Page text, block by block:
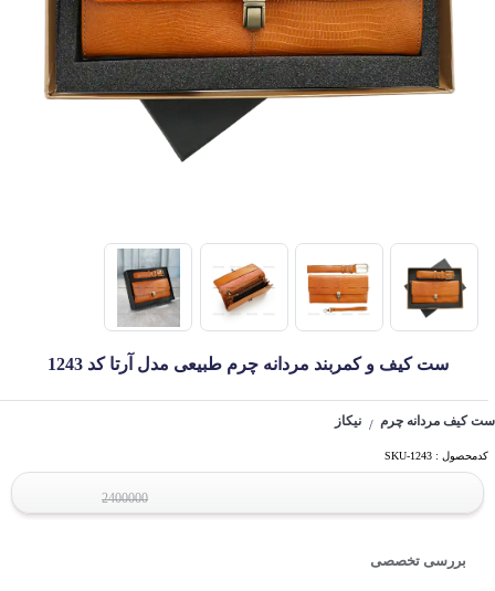
ست کیف و کمربند مردانه چرم طبیعی مدل آرتا کد 1243
ست کیف مردانه چرم / نیکاز
کدمحصول : SKU-1243
2400000
بررسی تخصصی